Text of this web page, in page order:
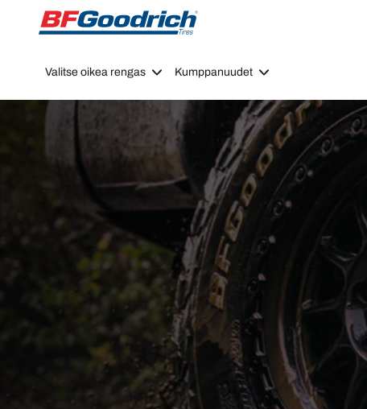
Go to page content
Go to page navigation
Valitse oikea rengas Kumppanuudet